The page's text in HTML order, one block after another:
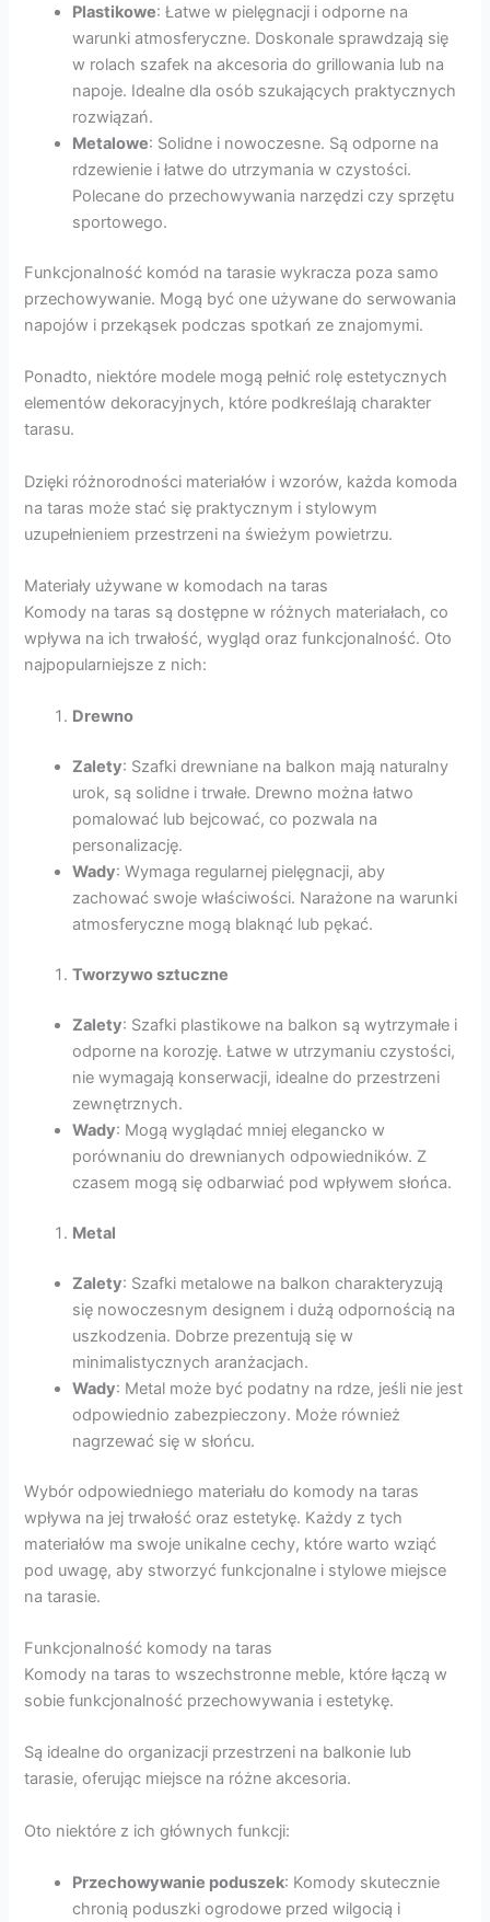
Plastikowe: Łatwe w pielęgnacji i odporne na
warunki atmosferyczne. Doskonale sprawdzają się
w rolach szafek na akcesoria do grillowania lub na
napoje. Idealne dla osób szukających praktycznych
rozwiązań.
Metalowe: Solidne i nowoczesne. Są odporne na
rdzewienie i łatwe do utrzymania w czystości.
Polecane do przechowywania narzędzi czy sprzętu
sportowego.
Funkcjonalność komód na tarasie wykracza poza samo
przechowywanie. Mogą być one używane do serwowania
napojów i przekąsek podczas spotkań ze znajomymi.
Ponadto, niektóre modele mogą pełnić rolę estetycznych
elementów dekoracyjnych, które podkreślają charakter
tarasu.
Dzięki różnorodności materiałów i wzorów, każda komoda
na taras może stać się praktycznym i stylowym
uzupełnieniem przestrzeni na świeżym powietrzu.
Materiały używane w komodach na taras
Komody na taras są dostępne w różnych materiałach, co
wpływa na ich trwałość, wygląd oraz funkcjonalność. Oto
najpopularniejsze z nich:
Drewno
Zalety: Szafki drewniane na balkon mają naturalny
urok, są solidne i trwałe. Drewno można łatwo
pomalować lub bejcować, co pozwala na
personalizację.
Wady: Wymaga regularnej pielęgnacji, aby
zachować swoje właściwości. Narażone na warunki
atmosferyczne mogą blaknąć lub pękać.
Tworzywo sztuczne
Zalety: Szafki plastikowe na balkon są wytrzymałe i
odporne na korozję. Łatwe w utrzymaniu czystości,
nie wymagają konserwacji, idealne do przestrzeni
zewnętrznych.
Wady: Mogą wyglądać mniej elegancko w
porównaniu do drewnianych odpowiedników. Z
czasem mogą się odbarwiać pod wpływem słońca.
Metal
Zalety: Szafki metalowe na balkon charakteryzują
się nowoczesnym designem i dużą odpornością na
uszkodzenia. Dobrze prezentują się w
minimalistycznych aranżacjach.
Wady: Metal może być podatny na rdze, jeśli nie jest
odpowiednio zabezpieczony. Może również
nagrzewać się w słońcu.
Wybór odpowiedniego materiału do komody na taras
wpływa na jej trwałość oraz estetykę. Każdy z tych
materiałów ma swoje unikalne cechy, które warto wziąć
pod uwagę, aby stworzyć funkcjonalne i stylowe miejsce
na tarasie.
Funkcjonalność komody na taras
Komody na taras to wszechstronne meble, które łączą w
sobie funkcjonalność przechowywania i estetykę.
Są idealne do organizacji przestrzeni na balkonie lub
tarasie, oferując miejsce na różne akcesoria.
Oto niektóre z ich głównych funkcji:
Przechowywanie poduszek: Komody skutecznie
chronią poduszki ogrodowe przed wilgocią i